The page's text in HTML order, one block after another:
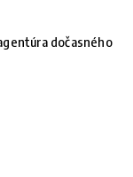
dočasného